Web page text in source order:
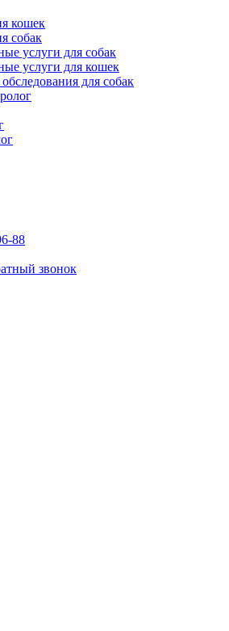
кошек
собак
услуги для собак
услуги для кошек
для собак
88
звонок